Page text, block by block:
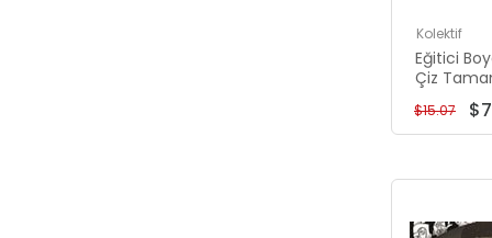
Kolektif
Eğitici
Çiz
$15.07